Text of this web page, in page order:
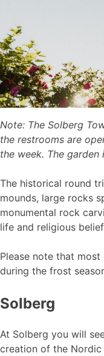
Note: The Solberg
the restrooms are
the week. The garden
The historical round
mounds, large rocks
monumental rock
life and religious
Please note that
during the frost
Solberg
At Solberg you will
creation of the